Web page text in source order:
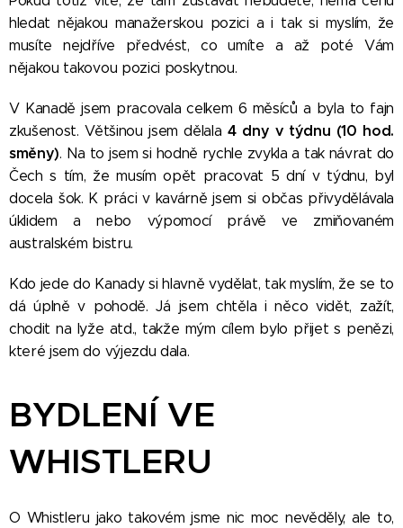
hledat nějakou manažerskou pozici a i tak si myslím, že
musíte nejdříve předvést, co umíte a až poté Vám
nějakou takovou pozici poskytnou.
V Kanadě jsem pracovala celkem 6 měsíců a byla to fajn
zkušenost. Většinou jsem dělala 4 dny v týdnu (10 hod.
směny). Na to jsem si hodně rychle zvykla a tak návrat do
Čech s tím, že musím opět pracovat 5 dní v týdnu, byl
docela šok. K práci v kavárně jsem si občas přivydělávala
úklidem a nebo výpomocí právě ve zmiňovaném
australském bistru.
Kdo jede do Kanady si hlavně vydělat, tak myslím, že se to
dá úplně v pohodě. Já jsem chtěla i něco vidět, zažít,
chodit na lyže atd., takže mým cílem bylo přijet s penězi,
které jsem do výjezdu dala.
BYDLENÍ VE
WHISTLERU
O Whistleru jako takovém jsme nic moc nevěděly, ale to,